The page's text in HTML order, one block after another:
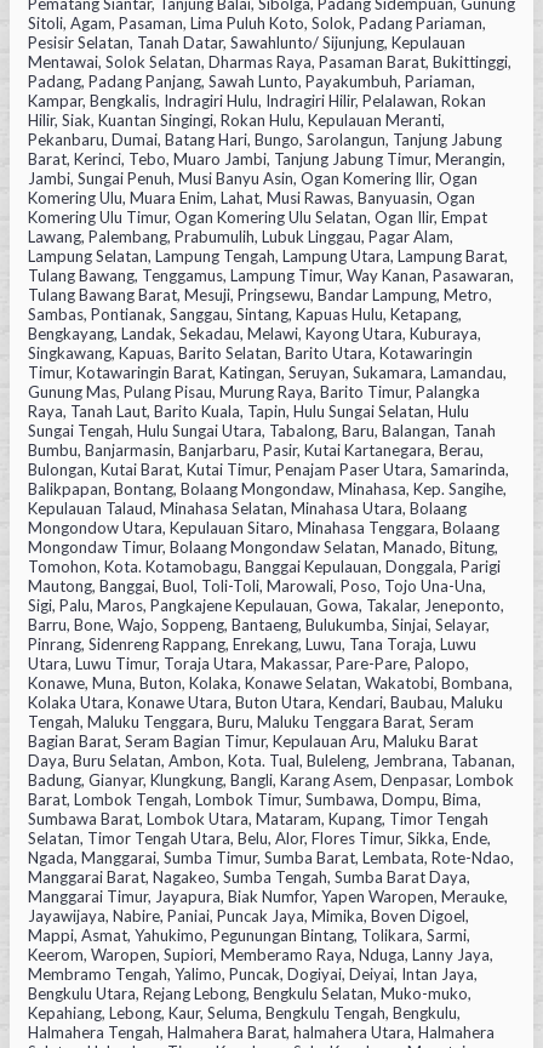
Sitoli, Agam, Pasaman, Lima Puluh Koto, Solok, Padang Pariaman,
Pesisir Selatan, Tanah Datar, Sawahlunto/ Sijunjung, Kepulauan
Mentawai, Solok Selatan, Dharmas Raya, Pasaman Barat, Bukittinggi,
Padang, Padang Panjang, Sawah Lunto, Payakumbuh, Pariaman,
Kampar, Bengkalis, Indragiri Hulu, Indragiri Hilir, Pelalawan, Rokan
Hilir, Siak, Kuantan Singingi, Rokan Hulu, Kepulauan Meranti,
Pekanbaru, Dumai, Batang Hari, Bungo, Sarolangun, Tanjung Jabung
Barat, Kerinci, Tebo, Muaro Jambi, Tanjung Jabung Timur, Merangin,
Jambi, Sungai Penuh, Musi Banyu Asin, Ogan Komering Ilir, Ogan
Komering Ulu, Muara Enim, Lahat, Musi Rawas, Banyuasin, Ogan
Komering Ulu Timur, Ogan Komering Ulu Selatan, Ogan Ilir, Empat
Lawang, Palembang, Prabumulih, Lubuk Linggau, Pagar Alam,
Lampung Selatan, Lampung Tengah, Lampung Utara, Lampung Barat,
Tulang Bawang, Tenggamus, Lampung Timur, Way Kanan, Pasawaran,
Tulang Bawang Barat, Mesuji, Pringsewu, Bandar Lampung, Metro,
Sambas, Pontianak, Sanggau, Sintang, Kapuas Hulu, Ketapang,
Bengkayang, Landak, Sekadau, Melawi, Kayong Utara, Kuburaya,
Singkawang, Kapuas, Barito Selatan, Barito Utara, Kotawaringin
Timur, Kotawaringin Barat, Katingan, Seruyan, Sukamara, Lamandau,
Gunung Mas, Pulang Pisau, Murung Raya, Barito Timur, Palangka
Raya, Tanah Laut, Barito Kuala, Tapin, Hulu Sungai Selatan, Hulu
Sungai Tengah, Hulu Sungai Utara, Tabalong, Baru, Balangan, Tanah
Bumbu, Banjarmasin, Banjarbaru, Pasir, Kutai Kartanegara, Berau,
Bulongan, Kutai Barat, Kutai Timur, Penajam Paser Utara, Samarinda,
Balikpapan, Bontang, Bolaang Mongondaw, Minahasa, Kep. Sangihe,
Kepulauan Talaud, Minahasa Selatan, Minahasa Utara, Bolaang
Mongondow Utara, Kepulauan Sitaro, Minahasa Tenggara, Bolaang
Mongondaw Timur, Bolaang Mongondaw Selatan, Manado, Bitung,
Tomohon, Kota. Kotamobagu, Banggai Kepulauan, Donggala, Parigi
Mautong, Banggai, Buol, Toli-Toli, Marowali, Poso, Tojo Una-Una,
Sigi, Palu, Maros, Pangkajene Kepulauan, Gowa, Takalar, Jeneponto,
Barru, Bone, Wajo, Soppeng, Bantaeng, Bulukumba, Sinjai, Selayar,
Pinrang, Sidenreng Rappang, Enrekang, Luwu, Tana Toraja, Luwu
Utara, Luwu Timur, Toraja Utara, Makassar, Pare-Pare, Palopo,
Konawe, Muna, Buton, Kolaka, Konawe Selatan, Wakatobi, Bombana,
Kolaka Utara, Konawe Utara, Buton Utara, Kendari, Baubau, Maluku
Tengah, Maluku Tenggara, Buru, Maluku Tenggara Barat, Seram
Bagian Barat, Seram Bagian Timur, Kepulauan Aru, Maluku Barat
Daya, Buru Selatan, Ambon, Kota. Tual, Buleleng, Jembrana, Tabanan,
Badung, Gianyar, Klungkung, Bangli, Karang Asem, Denpasar, Lombok
Barat, Lombok Tengah, Lombok Timur, Sumbawa, Dompu, Bima,
Sumbawa Barat, Lombok Utara, Mataram, Kupang, Timor Tengah
Selatan, Timor Tengah Utara, Belu, Alor, Flores Timur, Sikka, Ende,
Ngada, Manggarai, Sumba Timur, Sumba Barat, Lembata, Rote-Ndao,
Manggarai Barat, Nagakeo, Sumba Tengah, Sumba Barat Daya,
Manggarai Timur, Jayapura, Biak Numfor, Yapen Waropen, Merauke,
Jayawijaya, Nabire, Paniai, Puncak Jaya, Mimika, Boven Digoel,
Mappi, Asmat, Yahukimo, Pegunungan Bintang, Tolikara, Sarmi,
Keerom, Waropen, Supiori, Memberamo Raya, Nduga, Lanny Jaya,
Membramo Tengah, Yalimo, Puncak, Dogiyai, Deiyai, Intan Jaya,
Bengkulu Utara, Rejang Lebong, Bengkulu Selatan, Muko-muko,
Kepahiang, Lebong, Kaur, Seluma, Bengkulu Tengah, Bengkulu,
Halmahera Tengah, Halmahera Barat, halmahera Utara, Halmahera